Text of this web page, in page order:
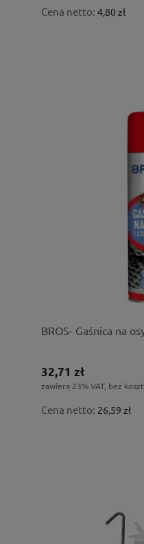
Cena netto: 4,80 zł
BROS- Gaśnica na
32,71 zł
zawiera 23% VAT, bez
Cena netto: 26,59 zł